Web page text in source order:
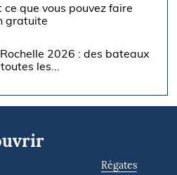
que vous pouvez faire
gratuite
2026 : des bateaux
les...
Régates